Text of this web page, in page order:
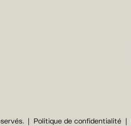
Politique de confidentialité